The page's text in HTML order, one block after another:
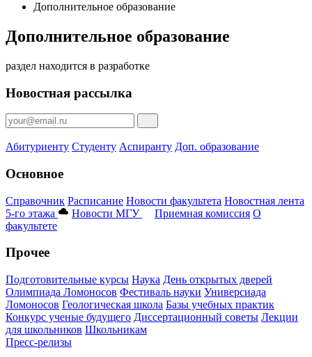
Дополнительное образование
Дополнительное образование
раздел находится в разработке
Новостная рассылка
Абитуриенту Студенту Аспиранту Доп. образование
Основное
Справочник Расписание Новости факультета Новостная лента
5-го этажа
Новости МГУ Приемная комиссия О
факультете
Прочее
Подготовительные курсы Наука День открытых дверей
Олимпиада Ломоносов Фестиваль науки Универсиада
Ломоносов Геологическая школа Базы учебных практик
Конкурс ученые будущего Диссертационный советы Лекции
для школьников Школьникам
Пресс-релизы